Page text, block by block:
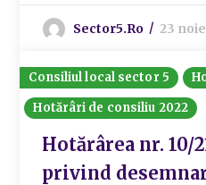
Sector5.ro 23
Consiliul local sector 5
Hotărâri de consiliu 2022
Hotărârea nr. 10/
privind